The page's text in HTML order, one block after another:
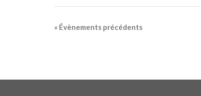
« Évènements précédents